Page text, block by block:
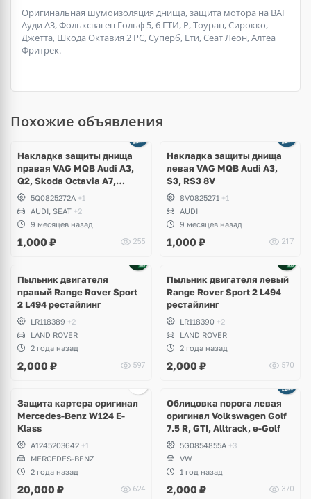
Оригинальная шумоизоляция днища, защита мотора на ВАГ
Ауди А3, Фольксваген Гольф 5, 6 ГТИ, Р, Тоуран, Сирокко,
Джетта, Шкода Октавия 2 РС, Суперб, Ети, Сеат Леон, Алтеа
Фритрек.
Похожие объявления
Накладка защиты днища
правая VAG MQB Audi A3,
Q2, Skoda Octavia A7,
Karoq, Volkswagen Golf 7.5
GTI, R, T-Roc, Seat Leon
5Q0825272A +1
AUDI, SEAT +2
9 месяцев назад
1,000 ₽ 255
Накладка защиты днища
левая VAG MQB Audi A3,
S3, RS3 8V
8V0825271 +1
AUDI
9 месяцев назад
1,000 ₽ 217
Пыльник двигателя
правый Range Rover Sport
2 L494 рестайлинг
LR118389 +2
LAND ROVER
2 года назад
2,000 ₽ 597
Пыльник двигателя левый
Range Rover Sport 2 L494
рестайлинг
LR118390 +2
LAND ROVER
2 года назад
2,000 ₽ 570
Защита картера оригинал
Mercedes-Benz W124 E-
Klass
A1245203642 +1
MERCEDES-BENZ
2 года назад
20,000 ₽ 624
Облицовка порога левая
оригинал Volkswagen Golf
7.5 R, GTI, Alltrack, e-Golf
5G0854855A +3
VW
1 год назад
2,000 ₽ 370